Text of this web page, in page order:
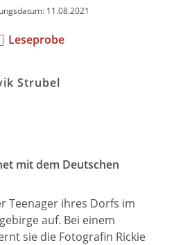
11.08.2021
Leseprobe
Strubel
mit dem Deutschen
Teenager ihres Dorfs im
auf. Bei einem
sie die Fotografin Rickie